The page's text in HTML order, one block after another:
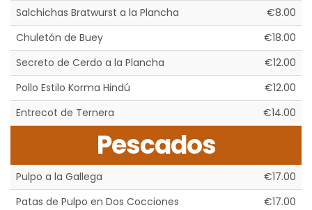
Salchichas Bratwurst a la Plancha
€8.00
Chuletón de Buey
€18.00
Secreto de Cerdo a la Plancha
€12.00
Pollo Estilo Korma Hindú
€12.00
Entrecot de Ternera
€14.00
Pescados
Pulpo a la Gallega
€17.00
Patas de Pulpo en Dos Cocciones
€17.00